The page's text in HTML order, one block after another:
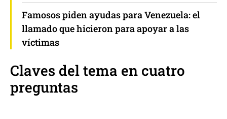
Famosos piden ayudas para Venezuela: el
llamado que hicieron para apoyar a las
víctimas
Claves del tema en cuatro
preguntas